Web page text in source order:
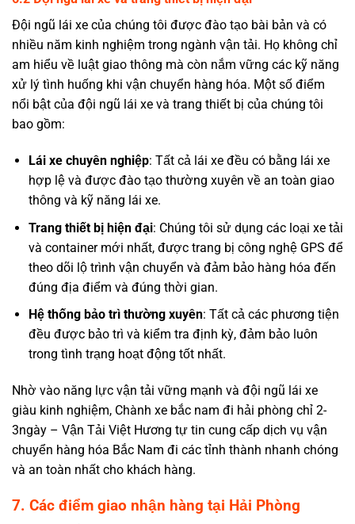
Đội ngũ lái xe của chúng tôi được đào tạo bài bản và có
nhiều năm kinh nghiệm trong ngành vận tải. Họ không chỉ
am hiểu về luật giao thông mà còn nắm vững các kỹ năng
xử lý tình huống khi vận chuyển hàng hóa. Một số điểm
nổi bật của đội ngũ lái xe và trang thiết bị của chúng tôi
bao gồm:
Lái xe chuyên nghiệp: Tất cả lái xe đều có bằng lái xe
hợp lệ và được đào tạo thường xuyên về an toàn giao
thông và kỹ năng lái xe.
Trang thiết bị hiện đại: Chúng tôi sử dụng các loại xe tải
và container mới nhất, được trang bị công nghệ GPS để
theo dõi lộ trình vận chuyển và đảm bảo hàng hóa đến
đúng địa điểm và đúng thời gian.
Hệ thống bảo trì thường xuyên: Tất cả các phương tiện
đều được bảo trì và kiểm tra định kỳ, đảm bảo luôn
trong tình trạng hoạt động tốt nhất.
Nhờ vào năng lực vận tải vững mạnh và đội ngũ lái xe
giàu kinh nghiệm, Chành xe bắc nam đi hải phòng chỉ 2-
3ngày – Vận Tải Việt Hương tự tin cung cấp dịch vụ vận
chuyển hàng hóa Bắc Nam đi các tỉnh thành nhanh chóng
và an toàn nhất cho khách hàng.
7. Các điểm giao nhận hàng tại Hải Phòng